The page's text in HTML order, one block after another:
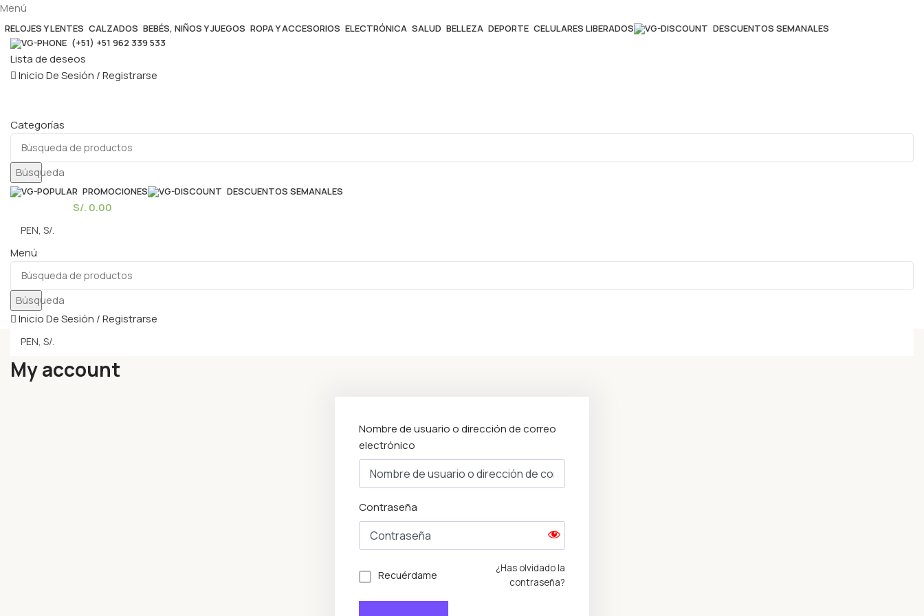
Menú
RELOJES Y LENTES CALZADOS BEBÉS, NIÑOS Y JUEGOS ROPA Y ACCESORIOS ELECTRÓNICA SALUD BELLEZA DEPORTE CELULARES LIBERADOS
DESCUENTOS SEMANALES
(+51) +51 962 339 533
Lista de deseos
Inicio De Sesión / Registrarse
Categorías
Búsqueda
PROMOCIONES DESCUENTOS SEMANALES
S/. 0.00
Menú
Búsqueda
Inicio De Sesión / Registrarse
My account
Nombre de usuario o dirección de correo
electrónico
Contraseña
Recuérdame
¿Has olvidado la
contraseña?